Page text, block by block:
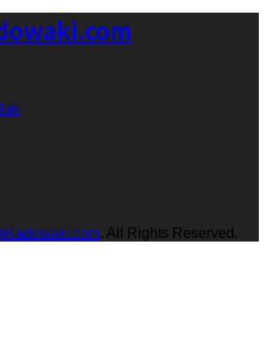
画
. All Rights Reserved.